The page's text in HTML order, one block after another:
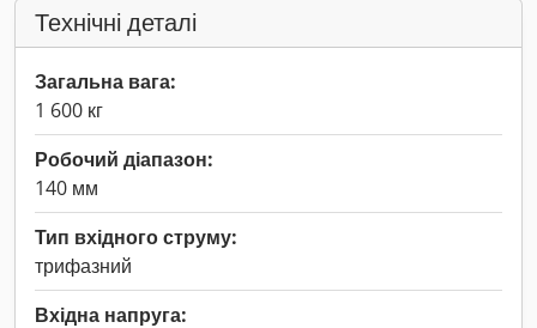
Технічні деталі
Загальна вага:
1 600 кг
Робочий діапазон:
140 мм
Тип вхідного струму:
трифазний
Вхідна напруга: